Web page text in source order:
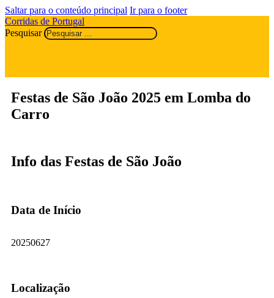
Saltar para o conteúdo principal Ir para o footer
Corridas de Portugal
Pesquisar
Festas de São João 2025 em Lomba do
Carro
Info das Festas de São João
Data de Início
20250627
Localização